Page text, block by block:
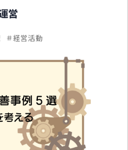
社
事
士コラム
ンテンツ
事例
営
経営活動